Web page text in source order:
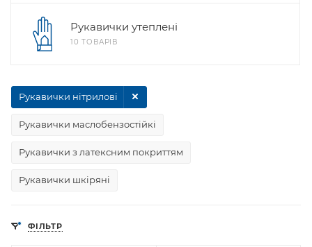
Рукавички утеплені
10 ТОВАРІВ
Рукавички маслобензостійкі
Рукавички з латексним покриттям
Рукавички шкіряні
Рукавички нітрилові
ФІЛЬТР